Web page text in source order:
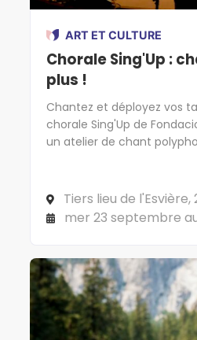
ART ET CULTURE
Chorale Sing'Up :
plus !
Chantez et déployez vos
chorale Sing'Up de
un atelier de chant
complémentarité vocale
sonne harmonieusement.
Tiers lieu de l'Esvière,
l'Esvière, 49000 ANGERS
mer 23 septembre